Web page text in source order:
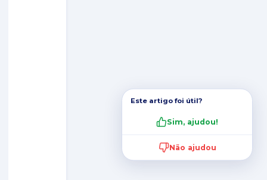
Este artigo foi útil?
Sim, ajudou!
Não ajudou